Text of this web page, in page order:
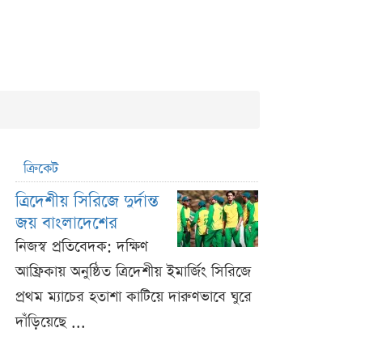
ক্রিকেট
ত্রিদেশীয় সিরিজে দুর্দান্ত
জয় বাংলাদেশের
নিজস্ব প্রতিবেদক: দক্ষিণ
আফ্রিকায় অনুষ্ঠিত ত্রিদেশীয় ইমার্জিং সিরিজে
প্রথম ম্যাচের হতাশা কাটিয়ে দারুণভাবে ঘুরে
দাঁড়িয়েছে ...